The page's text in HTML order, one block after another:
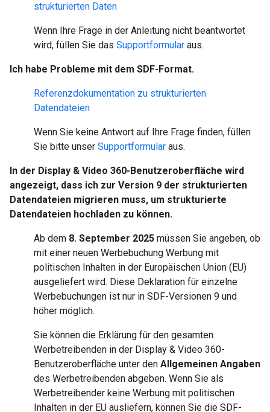
strukturierten Daten
Wenn Ihre Frage in der Anleitung nicht beantwortet
wird, füllen Sie das Supportformular aus.
Ich habe Probleme mit dem SDF-Format.
Referenzdokumentation zu strukturierten
Datendateien
Wenn Sie keine Antwort auf Ihre Frage finden, füllen
Sie bitte unser Supportformular aus.
In der Display & Video 360-Benutzeroberfläche wird
angezeigt, dass ich zur Version 9 der strukturierten
Datendateien migrieren muss, um strukturierte
Datendateien hochladen zu können.
Ab dem 8. September 2025 müssen Sie angeben, ob
mit einer neuen Werbebuchung Werbung mit
politischen Inhalten in der Europäischen Union (EU)
ausgeliefert wird. Diese Deklaration für einzelne
Werbebuchungen ist nur in SDF-Versionen 9 und
höher möglich.
Sie können die Erklärung für den gesamten
Werbetreibenden in der Display & Video 360-
Benutzeroberfläche unter den Allgemeinen Angaben
des Werbetreibenden abgeben. Wenn Sie als
Werbetreibender keine Werbung mit politischen
Inhalten in der EU ausliefern, können Sie die SDF-